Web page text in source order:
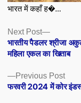
भारत में कहाँ ह�...
Posts
navigation
Previous Post
post:
फरवरी 2024 में कोर
Next Post
Next
post:
भारतीय पैडलर श्रीजा
महिला एकल का खिताब